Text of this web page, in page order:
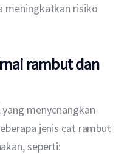
meningkatkan risiko
rambut dan
menyenangkan
jenis cat rambut
seperti: